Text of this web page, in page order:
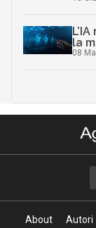
la
08
About Autori